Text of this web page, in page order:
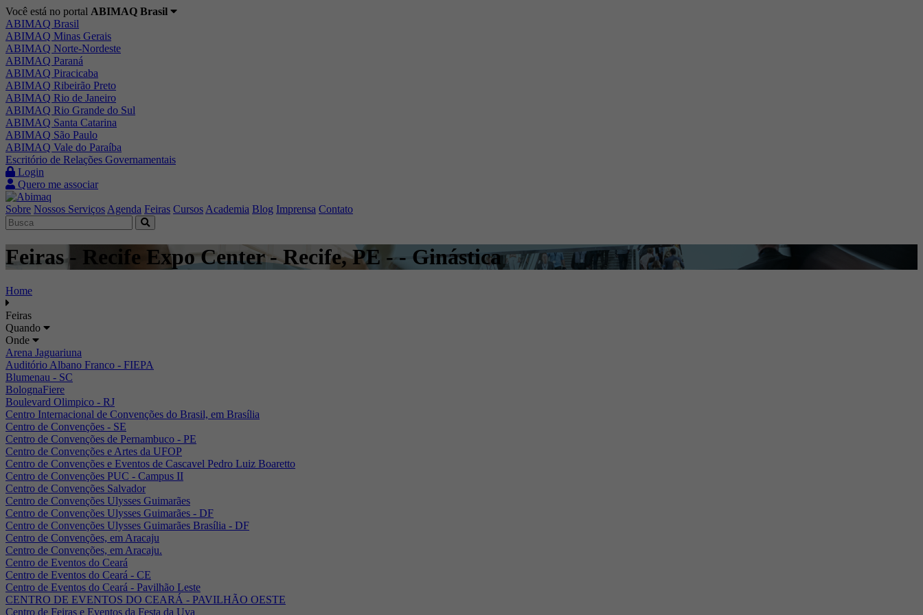
Você está no portal ABIMAQ Brasil
ABIMAQ Brasil
ABIMAQ Minas Gerais
ABIMAQ Norte-Nordeste
ABIMAQ Paraná
ABIMAQ Piracicaba
ABIMAQ Ribeirão Preto
ABIMAQ Rio de Janeiro
ABIMAQ Rio Grande do Sul
ABIMAQ Santa Catarina
ABIMAQ São Paulo
ABIMAQ Vale do Paraíba
Escritório de Relações Governamentais
Login
Quero me associar
Sobre Nossos Serviços Agenda Feiras Cursos Academia Blog Imprensa Contato
Feiras - Recife Expo Center - Recife, PE - - Ginástica
Home
Feiras
Quando
Onde
Arena Jaguariuna
Auditório Albano Franco - FIEPA
Blumenau - SC
BolognaFiere
Boulevard Olimpico - RJ
Centro Internacional de Convenções do Brasil, em Brasília
Centro de Convenções - SE
Centro de Convenções de Pernambuco - PE
Centro de Convenções e Artes da UFOP
Centro de Convenções e Eventos de Cascavel Pedro Luiz Boaretto
Centro de Convenções PUC - Campus II
Centro de Convenções Salvador
Centro de Convenções Ulysses Guimarães
Centro de Convenções Ulysses Guimarães - DF
Centro de Convenções Ulysses Guimarães Brasília - DF
Centro de Convenções, em Aracaju
Centro de Convenções, em Aracaju.
Centro de Eventos do Ceará
Centro de Eventos do Ceará - CE
Centro de Eventos do Ceará - Pavilhão Leste
CENTRO DE EVENTOS DO CEARÁ - PAVILHÃO OESTE
Centro de Feiras e Eventos da Festa da Uva